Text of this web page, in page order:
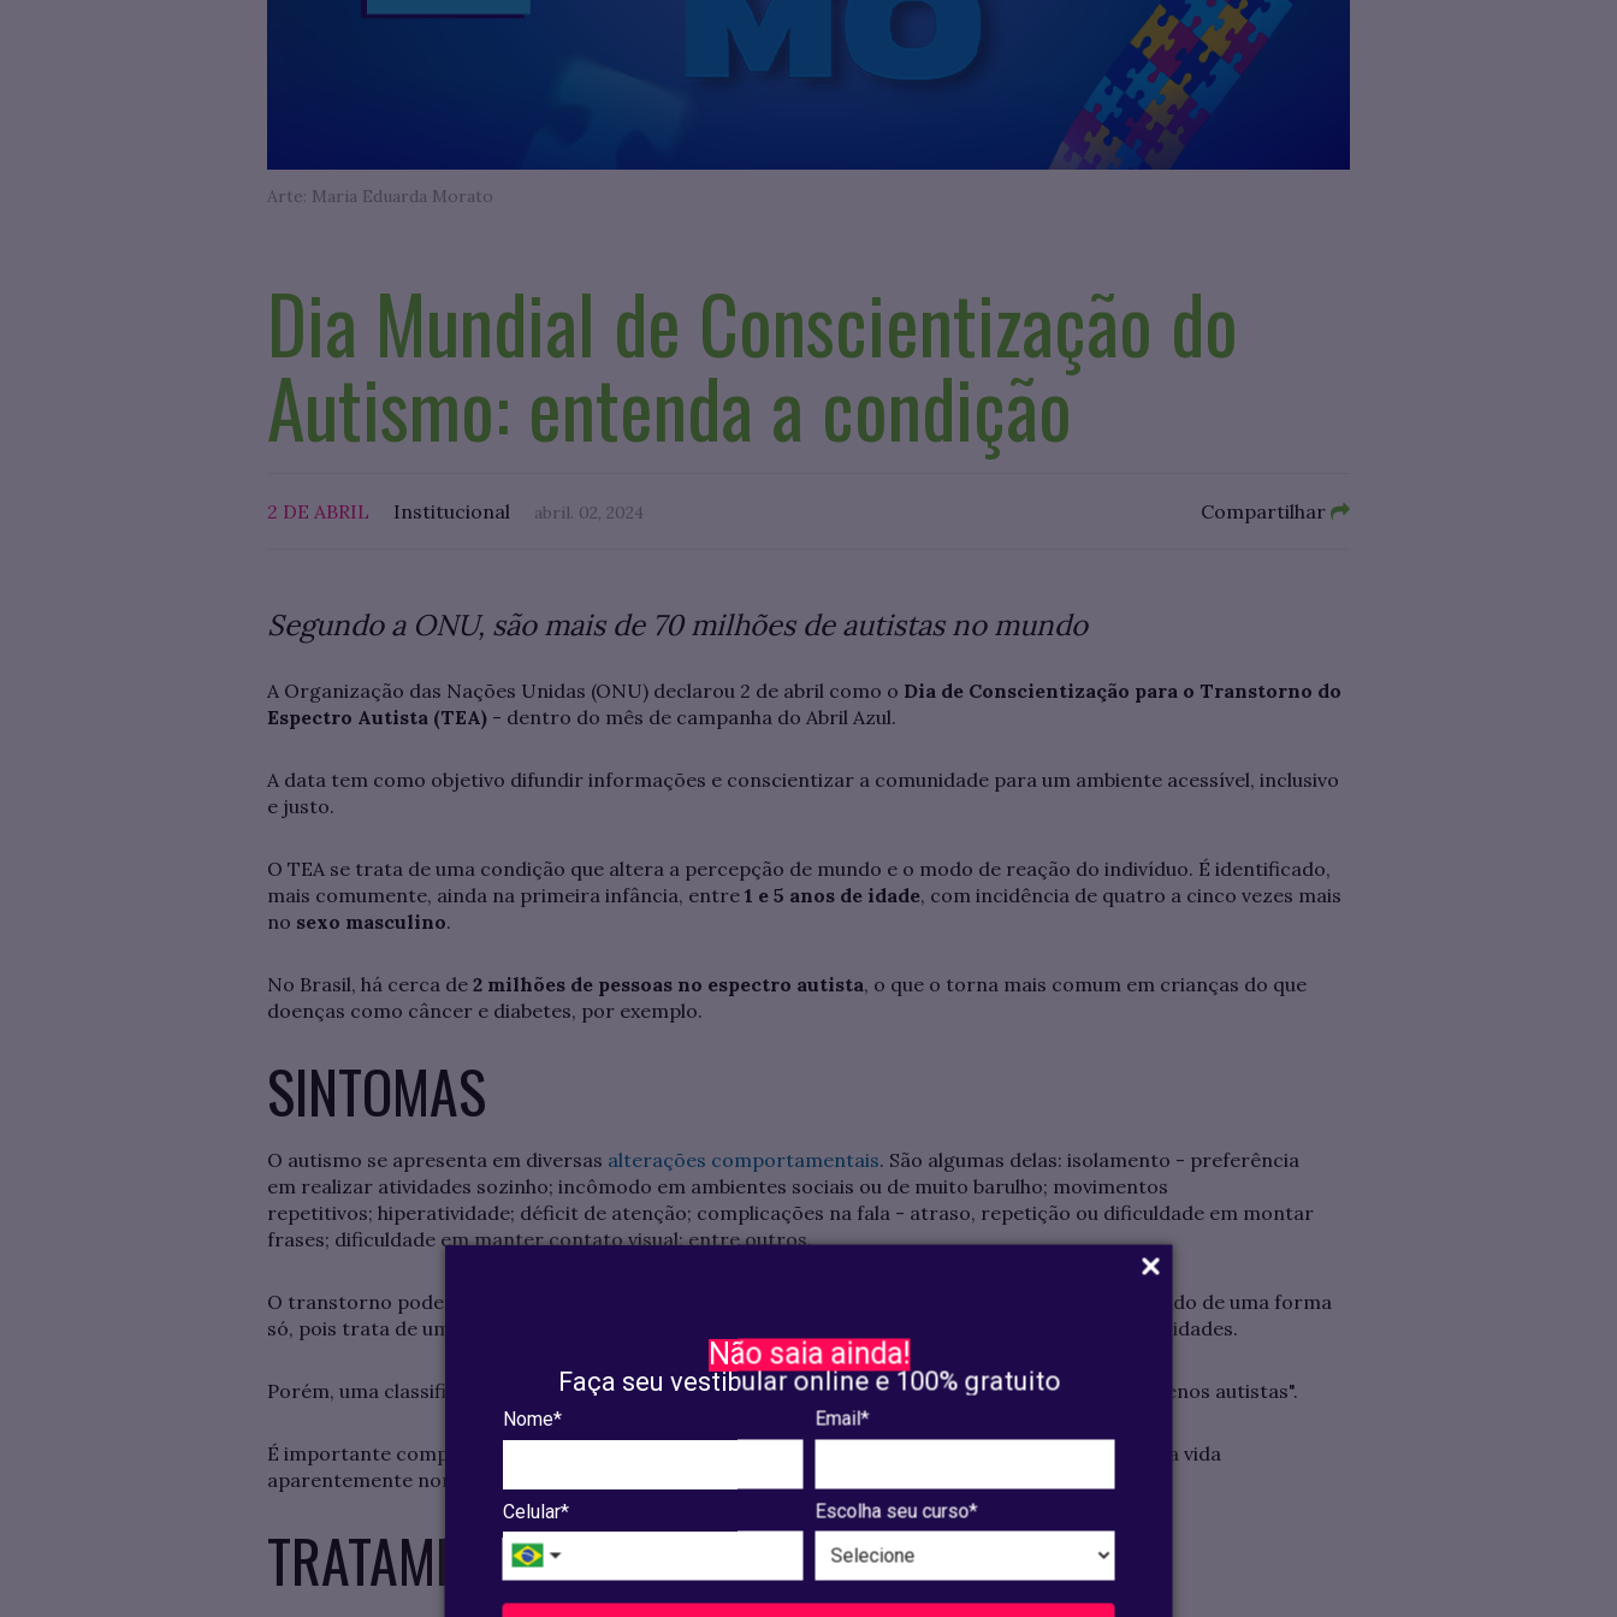
Não saia ainda!
Faça seu vestibular online e 100% gratuito
Nome* Email*
Celular* Escolha seu curso*
Arte: Maria Eduarda Morato
Dia Mundial de Conscientização do
Autismo: entenda a condição
2 DE ABRIL Institucional abril. 02, 2024 Compartilhar
Segundo a ONU, são mais de 70 milhões de autistas no mundo
A Organização das Nações Unidas (ONU) declarou 2 de abril como o Dia de Conscientização para o Transtorno do
Espectro Autista (TEA) - dentro do mês de campanha do Abril Azul.
A data tem como objetivo difundir informações e conscientizar a comunidade para um ambiente acessível, inclusivo
e justo.
O TEA se trata de uma condição que altera a percepção de mundo e o modo de reação do indivíduo. É identificado,
mais comumente, ainda na primeira infância, entre 1 e 5 anos de idade, com incidência de quatro a cinco vezes mais
no sexo masculino.
No Brasil, há cerca de 2 milhões de pessoas no espectro autista, o que o torna mais comum em crianças do que
doenças como câncer e diabetes, por exemplo.
SINTOMAS
O autismo se apresenta em diversas alterações comportamentais. São algumas delas: isolamento - preferência
em realizar atividades sozinho; incômodo em ambientes sociais ou de muito barulho; movimentos
repetitivos; hiperatividade; déficit de atenção; complicações na fala - atraso, repetição ou dificuldade em montar
frases; dificuldade em manter contato visual; entre outros.
O transtorno pode se manifestar em
, e, por isso, não pode ser classificado de uma forma
só, pois trata de uma condição que altera a compreensão e comportamento em diferentes intensidades.
Porém, uma classificação errônea para indivíduos com autismo leve - ou Nível 1 - é de que são "menos autistas".
É importante compreender que o fato da pessoa autista apresentar menos sintomas ou levar uma vida
aparentemente normal não interfere em seus direitos e reconhecimento dentro do espectro.
TRATAMENTO